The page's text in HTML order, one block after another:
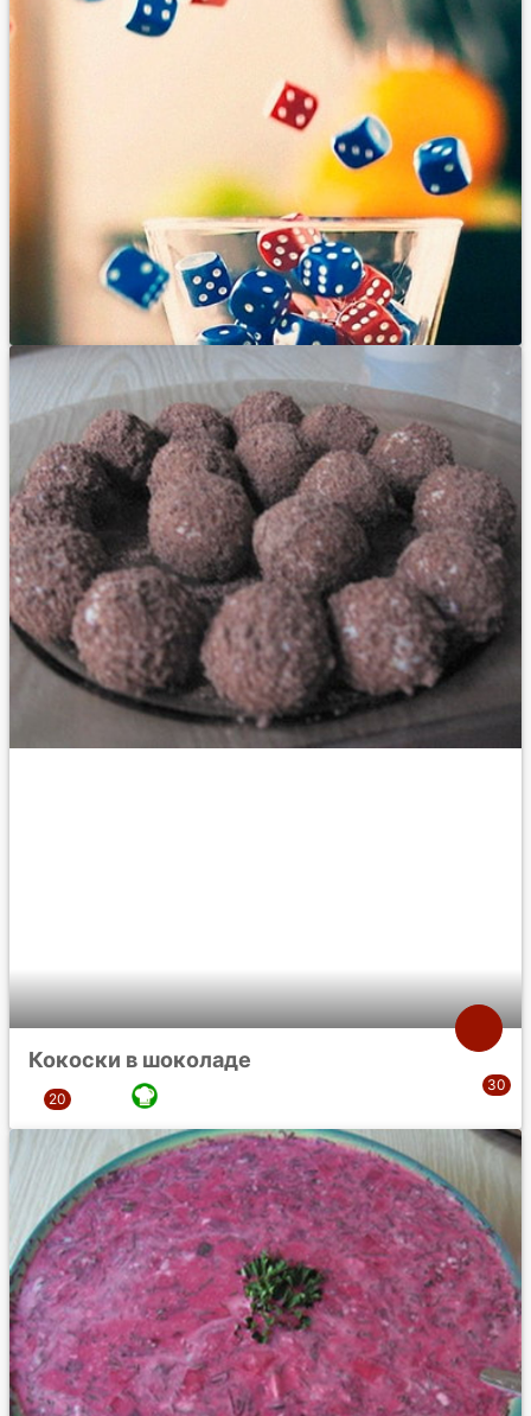
Кокоски в шоколаде